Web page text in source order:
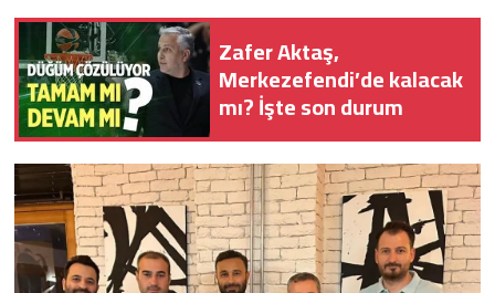
Zafer Aktaş,
Merkezefendi’de kalacak
mı? İşte son durum